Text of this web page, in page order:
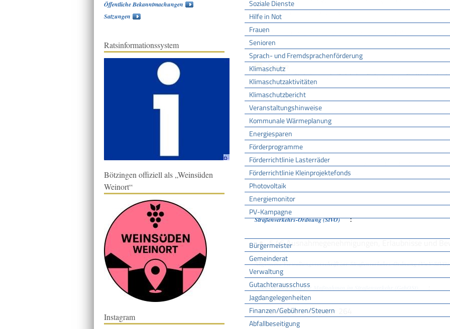
Soziale Dienste
Hilfe in Not
Frauen
Senioren
Sprach- und Fremdsprachenförderung
Klimaschutz
Klimaschutzaktivitäten
Klimaschutzbericht
Veranstaltungshinweise
Kommunale Wärmeplanung
Energiesparen
Förderprogramme
Förderrichtlinie Lasterräder
Förderrichtlinie Kleinprojektefonds
Photovoltaik
Energiemonitor
PV-Kampagne
Bürgermeister
Gemeinderat
Verwaltung
Gutachterausschuss
Jagdangelegenheiten
Finanzen/Gebühren/Steuern
Abfallbeseitigung
Öffentliche Bekanntmachungen
Satzungen
Ratsinformationssystem
Bötzingen offiziell als „Weinsüden
Weinort“
Instagram
Kopie des Fahrzeugscheins
Gegebenenfalls weitere Unterlagen. Erkundigen Sie sich
Kosten
Unterschiedlich je nach Zahl der Fahrzeuge,
Hinweise
keine
Vertiefende Informationen
Die Originalgenehmigung gilt jeweils nur für das
im Fahrzeug ausgelegt werden.
Rechtsgrundlage
Straßenverkehrs-Ordnung (StVO)
:
§ 46 Ausnahmegenehmigungen, Erlaubnisse und
Allgemeine Verwaltungsvorschrift zur Straßenverkehrs-Ordnung (VwV-StVO)
Gebührenordnung für Maßnahmen im Straßenverkehr (GebOSt)
Gebühren-Nummer